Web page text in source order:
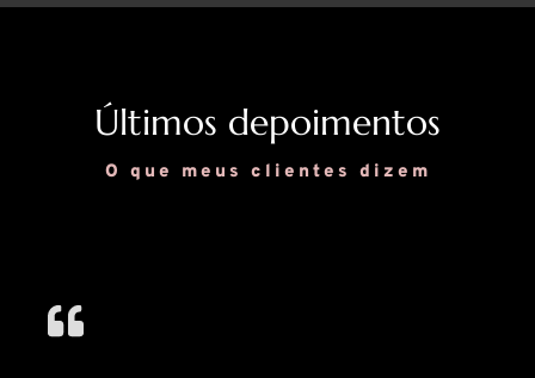
Últimos depoimentos
O que meus clientes dizem